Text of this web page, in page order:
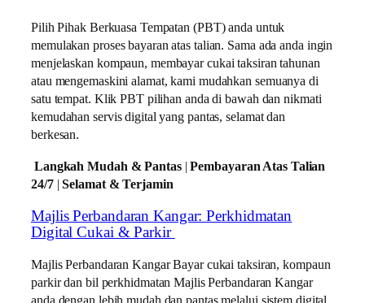
Pilih Pihak Berkuasa Tempatan (PBT) anda untuk
memulakan proses bayaran atas talian. Sama ada anda ingin
menjelaskan kompaun, membayar cukai taksiran tahunan
atau mengemaskini alamat, kami mudahkan semuanya di
satu tempat. Klik PBT pilihan anda di bawah dan nikmati
kemudahan servis digital yang pantas, selamat dan
berkesan.
Langkah Mudah & Pantas|Pembayaran Atas Talian
24/7|Selamat & Terjamin
Majlis Perbandaran Kangar: Perkhidmatan
Digital Cukai & Parkir
Majlis Perbandaran Kangar Bayar cukai taksiran, kompaun
parkir dan bil perkhidmatan Majlis Perbandaran Kangar